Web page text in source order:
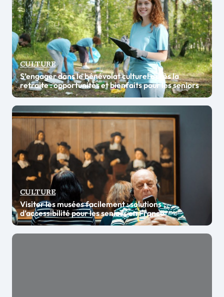
CULTURE
S’engager dans le bénévolat culturel après la
retraite : opportunités et bienfaits pour les seniors
CULTURE
Visiter les musées facilement : solutions
d’accessibilité pour les seniors en France